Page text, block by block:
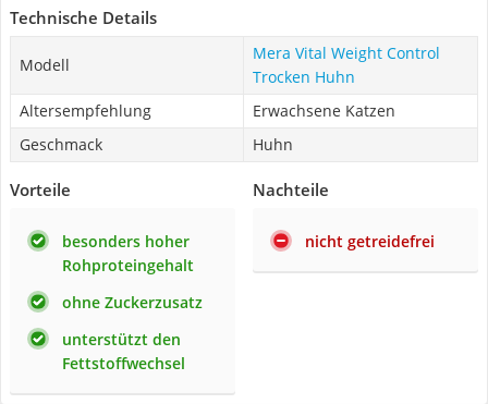
Technische Details
Modell
Mera Vital Weight Control
Trocken Huhn
Altersempfehlung
Erwachsene Katzen
Geschmack
Huhn
Vorteile
besonders hoher
Rohproteingehalt
ohne Zuckerzusatz
unterstützt den
Fettstoffwechsel
Nachteile
nicht getreidefrei